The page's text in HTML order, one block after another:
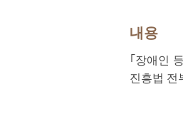
내용
｢장애인
진흥법 전